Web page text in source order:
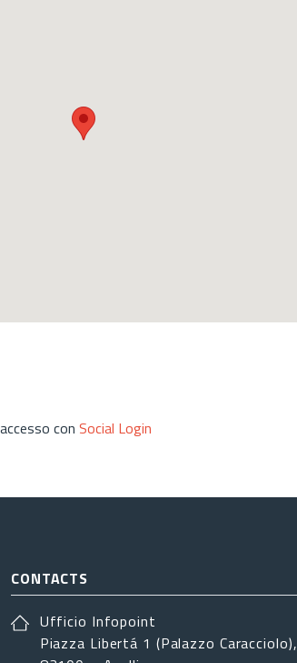
con Social Login
CONTACTS
Ufficio Infopoint
Piazza Libertá 1 (Palazzo Caracciolo),